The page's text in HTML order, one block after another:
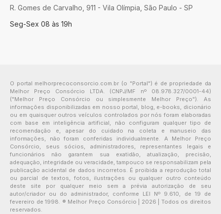
R. Gomes de Carvalho, 911 - Vila Olímpia, São Paulo - SP
Seg-Sex 08 às 19h
O portal melhorprecoconsorcio.com.br (o "Portal") é de propriedade da
Melhor Preço Consórcio LTDA. (CNPJ/MF nº 08.978.327/0001-44)
("Melhor Preço Consórcio ou simplesmente Melhor Preço"). As
informações disponibilizadas em nosso portal, blog, e-books, dicionário
ou em quaisquer outros veículos controlados por nós foram elaboradas
com base em inteligência artificial, não configuram qualquer tipo de
recomendação e, apesar do cuidado na coleta e manuseio das
informações, não foram conferidas individualmente. A Melhor Preço
Consórcio, seus sócios, administradores, representantes legais e
funcionários não garantem sua exatidão, atualização, precisão,
adequação, integridade ou veracidade, tampouco se responsabilizam pela
publicação acidental de dados incorretos. É proibida a reprodução total
ou parcial de textos, fotos, ilustrações ou qualquer outro conteúdo
deste site por qualquer meio sem a prévia autorização de seu
autor/criador ou do administrador, conforme LEI Nº 9.610, de 19 de
fevereiro de 1998. ® Melhor Preço Consórcio | 2026 | Todos os direitos
reservados.